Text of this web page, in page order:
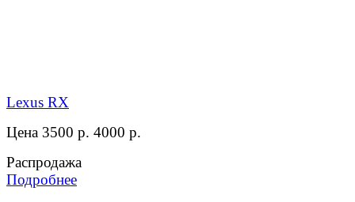
Lexus RX
Цена 3500 р. 4000 р.
Распродажа
Подробнее